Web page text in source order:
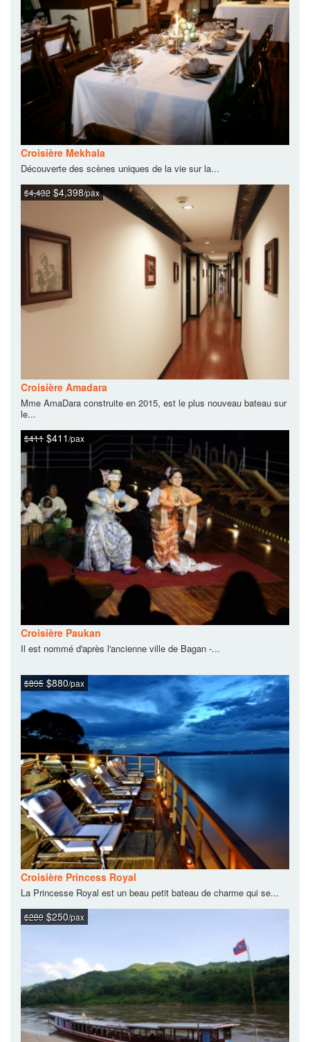
Croisière Mekhala
Découverte des scènes uniques de la vie sur la...
$4,432 $4,398/pax
Croisière Amadara
Mme AmaDara construite en 2015, est le plus nouveau bateau sur
le...
$411 $411/pax
Croisière Paukan
Il est nommé d'après l'ancienne ville de Bagan -...
$895 $880/pax
Croisière Princess Royal
La Princesse Royal est un beau petit bateau de charme qui se...
$280 $250/pax